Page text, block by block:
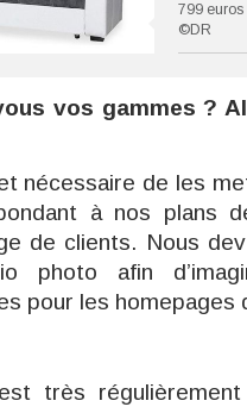
799 euros
©DR
vos gammes ?
nécessaire de les
à nos plans
de clients. Nous
photo afin
pour les
très régulièrement